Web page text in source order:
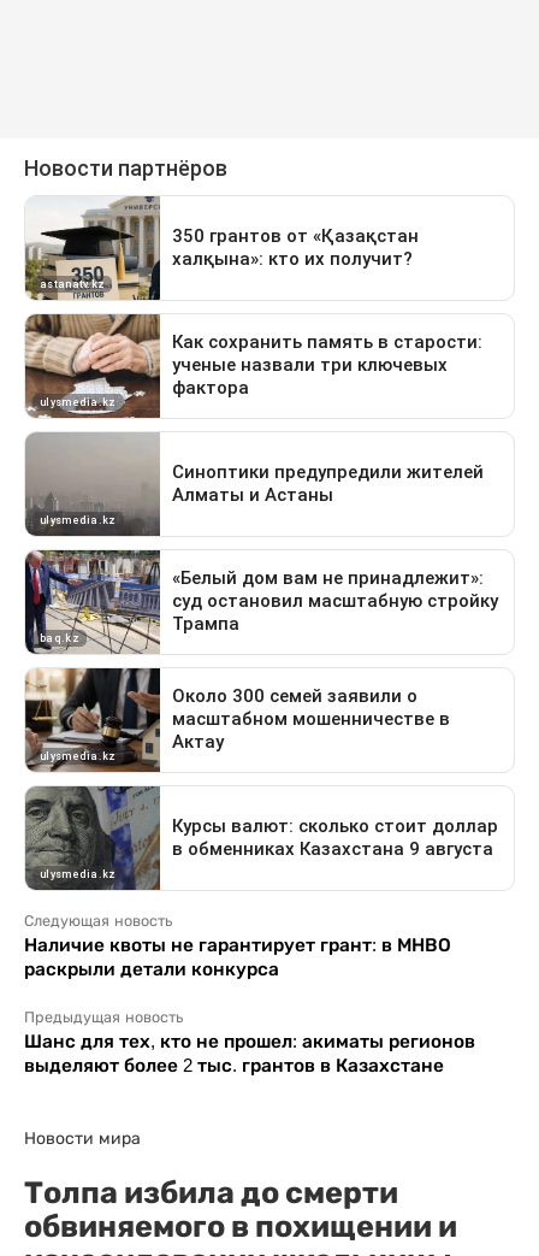
Следующая новость
Наличие квоты не гарантирует грант: в МНВО
раскрыли детали конкурса
Предыдущая новость
Шанс для тех, кто не прошел: акиматы регионов
выделяют более 2 тыс. грантов в Казахстане
Новости мира
Толпа избила до смерти
обвиняемого в похищении и